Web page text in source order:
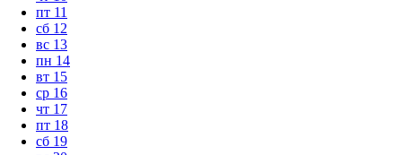
пт 11
сб 12
вс 13
пн 14
вт 15
ср 16
чт 17
пт 18
сб 19